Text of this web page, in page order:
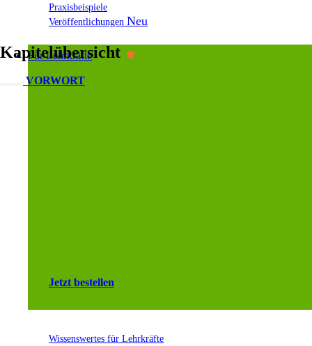
Praxisbeispiele
Veröffentlichungen
Für Lehrkräfte
Jetzt bestellen
Wissenswertes für Lehrkräfte
Kapitelübersicht .
VORWORT